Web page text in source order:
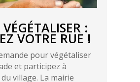
:
VOTRE RUE !
pour végétaliser
et participez à
village. La mairie